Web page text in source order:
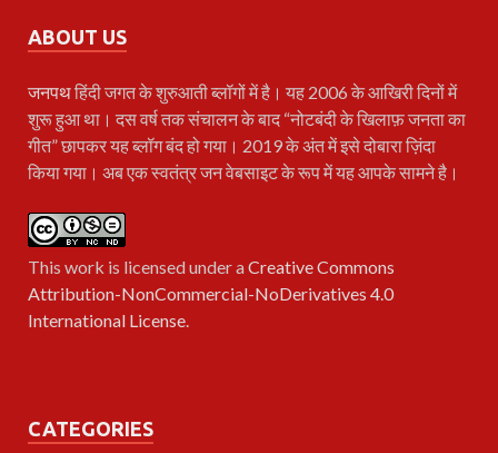
ABOUT US
जनपथहिंदी जगत के शुरुआती ब्लॉगों में है। यह 2006 के आखिरी दिनों में
शुरू हुआ था। दस वर्ष तक संचालन के बाद “नोटबंदी के खिलाफ़ जनता का
गीत” छापकर यह ब्लॉग बंद हो गया। 2019 के अंत में इसे दोबारा ज़िंदा
किया गया। अब एक स्वतंत्र जन वेबसाइट के रूप में यह आपके सामने है।
This work is licensed under aCreative Commons
Attribution-NonCommercial-NoDerivatives 4.0
International License.
CATEGORIES